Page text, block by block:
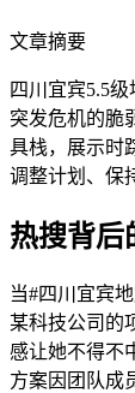
文章摘要
四川宜宾5.5
突发危机的脆
具栈，展示时
调整计划、保
热搜背后
当#四川宜宾
某科技公司的
感让她不得不
方案因团队成